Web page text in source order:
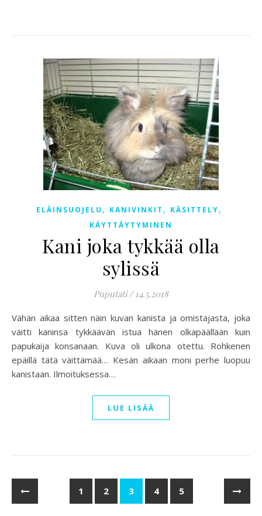
ELÄINSUOJELU , KANIVINKIT , KÄSITTELY,
KÄYTTÄYTYMINEN
Kani joka tykkää olla
sylissä
Puputati / 14.5.2018
Vähän aikaa sitten näin kuvan kanista ja omistajasta, joka
väitti kaninsa tykkäävän istua hänen olkapäällään kuin
papukaija konsanaan. Kuva oli ulkona otettu. Rohkenen
epäillä tätä väittämää… Kesän aikaan moni perhe luopuu
kanistaan. Ilmoituksessa…
LUE LISÄÄ
1 2 3 4 5